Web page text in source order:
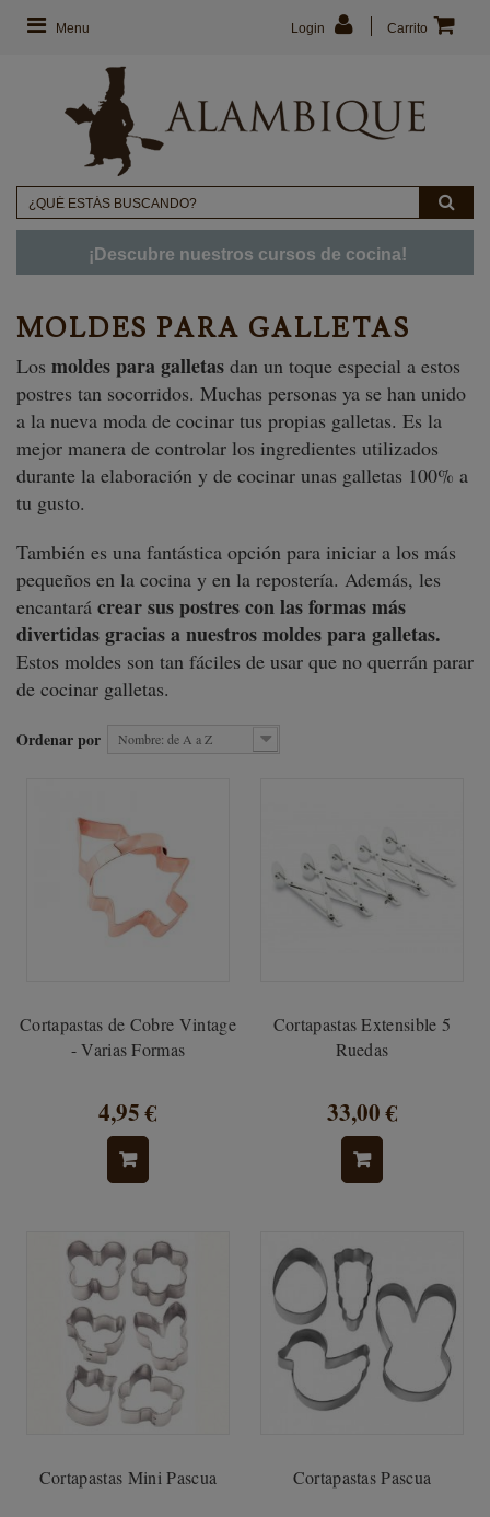
Menu Carrito
Login
¡Descubre nuestros cursos de cocina!
MOLDES PARA GALLETAS
Los moldes para galletas dan un toque especial a estos
postres tan socorridos. Muchas personas ya se han unido
a la nueva moda de cocinar tus propias galletas. Es la
mejor manera de controlar los ingredientes utilizados
durante la elaboración y de cocinar unas galletas 100% a
tu gusto.
También es una fantástica opción para iniciar a los más
pequeños en la cocina y en la repostería. Además, les
encantará crear sus postres con las formas más
divertidas gracias a nuestros moldes para galletas.
Estos moldes son tan fáciles de usar que no querrán parar
de cocinar galletas.
Ordenar por Nombre: de A a Z
Cortapastas de Cobre Vintage
- Varias Formas
4,95 €
Cortapastas Extensible 5
Ruedas
33,00 €
Cortapastas Mini Pascua Cortapastas Pascua